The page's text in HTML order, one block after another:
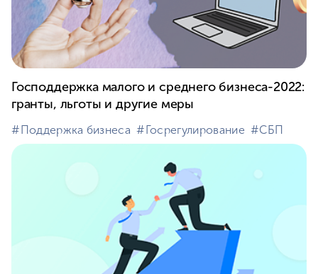
Господдержка малого и среднего бизнеса-2022:
гранты, льготы и другие меры
#⁣Поддержка бизнеса #⁣Госрегулирование #⁣СБП